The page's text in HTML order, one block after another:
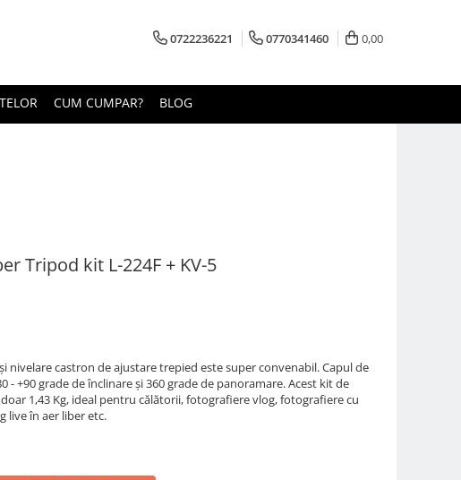
0722236221 0770341460 0,00
CUM CUMPAR? BLOG
Tripod kit L-224F + KV-5
nivelare castron de ajustare trepied este super convenabil. Capul de
- +90 grade de înclinare și 360 grade de panoramare. Acest kit de
1,43 Kg, ideal pentru călătorii, fotografiere vlog, fotografiere cu
live în aer liber etc.